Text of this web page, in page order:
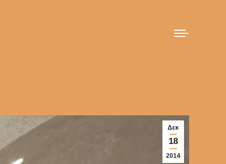
Δεκ
18
2014